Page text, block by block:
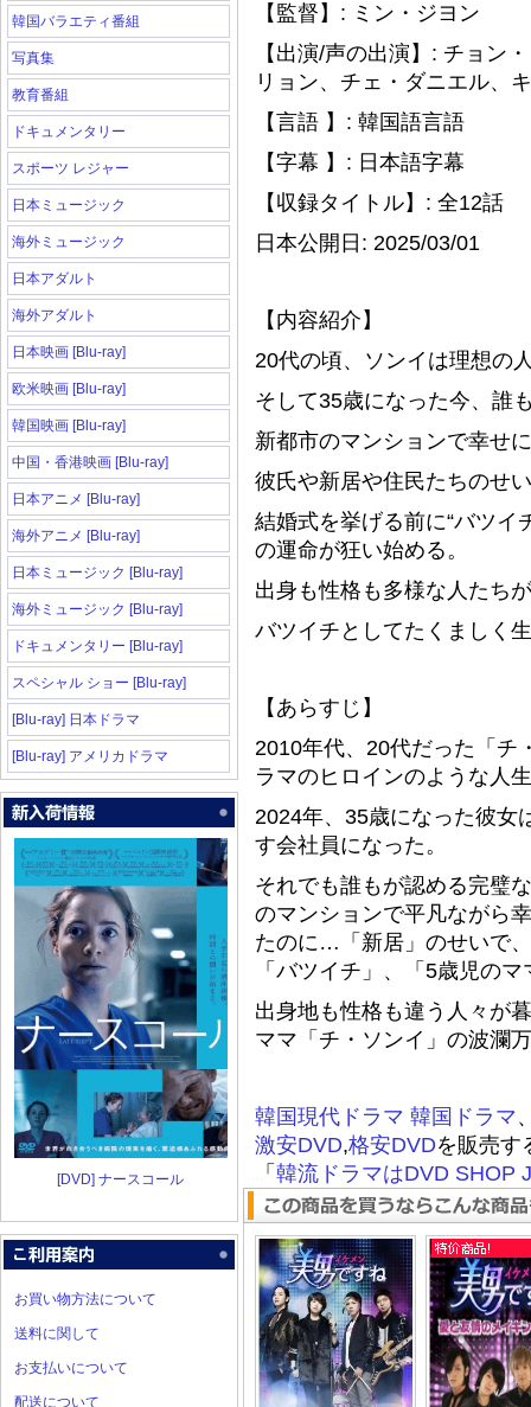
韓国バラエティ番組
写真集
教育番組
ドキュメンタリー
スポーツ レジャー
日本ミュージック
海外ミュージック
日本アダルト
海外アダルト
日本映画 [Blu-ray]
欧米映画 [Blu-ray]
韓国映画 [Blu-ray]
中国・香港映画 [Blu-ray]
日本アニメ [Blu-ray]
海外アニメ [Blu-ray]
日本ミュージック [Blu-ray]
海外ミュージック [Blu-ray]
ドキュメンタリー [Blu-ray]
スペシャル ショー [Blu-ray]
[Blu-ray] 日本ドラマ
[Blu-ray] アメリカドラマ
[DVD] ナースコール
お買い物方法について
送料に関して
お支払いについて
配送について
【監督】: ミン・ジヨン
【出演/声の出演】: チョン
リョン、チェ・ダニエル、
【言語 】: 韓国語言語
【字幕 】: 日本語字幕
【収録タイトル】: 全12話
日本公開日: 2025/03/01
【内容紹介】
20代の頃、ソンイは理想の
そして35歳になった今、誰
新都市のマンションで幸せ
彼氏や新居や住民たちのせ
結婚式を挙げる前に“バツイ
の運命が狂い始める。
出身も性格も多様な人たち
バツイチとしてたくましく
【あらすじ】
2010年代、20代だった「チ
ラマのヒロインのような人
2024年、35歳になった彼女
す会社員になった。
それでも誰もが認める完璧
のマンションで平凡ながら
たのに…「新居」のせいで
「バツイチ」、「5歳児の
出身地も性格も違う人々が
ママ「チ・ソンイ」の波瀾
韓国現代ドラマ 韓国ドラマ
激安DVD,格安DVDを販売す
「 韓流ドラマはDVD SHOP